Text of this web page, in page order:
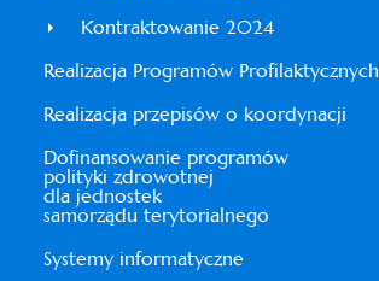
Kontraktowanie 2024
Realizacja Programów Profilaktycznych
Realizacja przepisów o koordynacji
Dofinansowanie programów
polityki zdrowotnej
dla jednostek
samorządu terytorialnego
Systemy informatyczne